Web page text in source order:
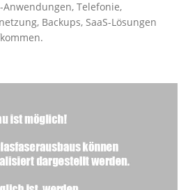
Telefonie,
Backups, SaaS-Lösungen